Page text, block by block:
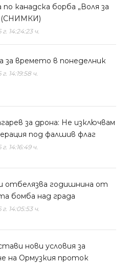
канадска борба „Воля за
(СНИМКИ)
14:24:23 ч.
за времето в понеделник
14:19:58 ч.
за дрона: Не изключвам
под фалшив флаг
14:16:49 ч.
отбелязва годишнина от
бомба над града
14:05:53 ч.
нови условия за
на Ормузкия проток